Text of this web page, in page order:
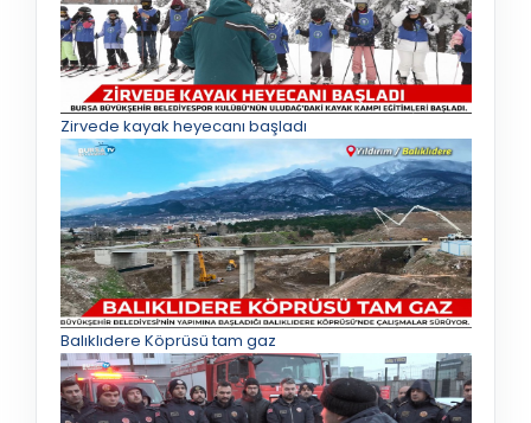
Zirvede kayak heyecanı başladı
Balıklıdere Köprüsü tam gaz